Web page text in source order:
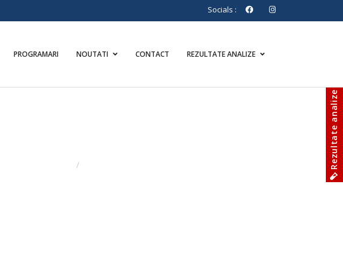
Socials :
PROGRAMARI NOUTATI CONTACT REZULTATE ANALIZE
/ Rezultate analize